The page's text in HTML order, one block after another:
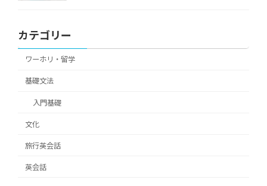
カテゴリー
ワーホリ・留学
基礎文法
入門基礎
文化
旅行英会話
英会話